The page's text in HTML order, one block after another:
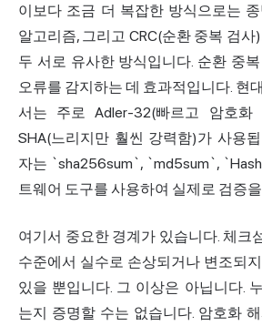
이보다 조금 더 복잡한 방식으로는
알고리즘, 그리고 CRC(순환 중복 검사
두 서로 유사한 방식입니다. 순환 중
오류를 감지하는 데 효과적입니다. 현
서는 주로 Adler-32(빠르고 암호
SHA(느리지만 훨씬 강력함)가 사용
자는 `sha256sum`, `md5sum`,
트웨어 도구를 사용하여 실제로 검증
여기서 중요한 경계가 있습니다. 체크
수준에서 실수로 손상되거나 변조되
있을 뿐입니다. 그 이상은 아닙니다.
는지 증명할 수는 없습니다. 암호화